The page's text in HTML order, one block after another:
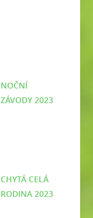
NOČNÍ
ZÁVODY 2023
CHYTÁ CELÁ
RODINA 2023